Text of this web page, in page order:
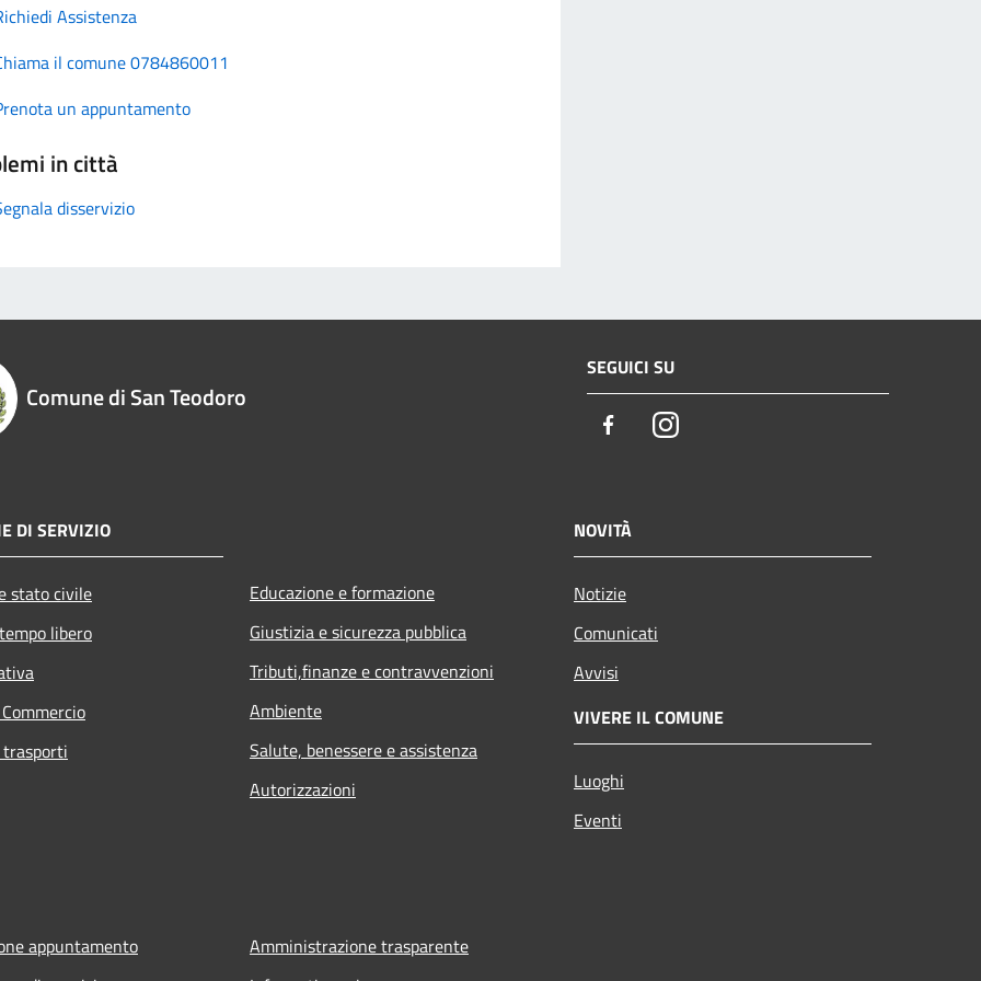
Assistenza
il comune 0784860011
un appuntamento
in città
disservizio
Comune di San Teodoro
SEGUICI SU
FacebookInstagram
DI SERVIZIO
stato civile
libero
Educazione e formazione
Giustizia e sicurezza pubblica
Tributi,finanze e contravvenzioni
Ambiente
Salute, benessere e assistenza
Autorizzazioni
NOVITÀ
Notizie
Comunicati
Avvisi
VIVERE IL COMUNE
Luoghi
Eventi
appuntamento
Amministrazione trasparente